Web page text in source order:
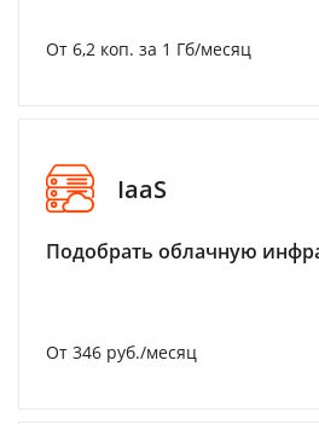
От 6,2 коп. за 1 Гб/месяц
IaaS
Подобрать облачную
От 346 руб./месяц